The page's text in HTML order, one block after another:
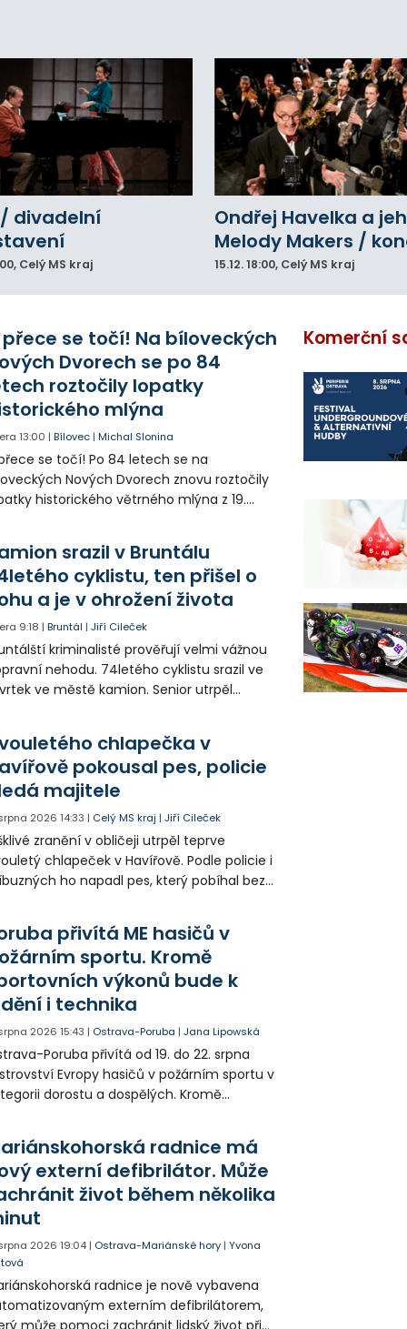
divadelní
, Celý MS kraj
Ondřej Havelka a
Melody Makers /
15.12.18:00, Celý MS kraj
přece se točí! Na bíloveckých
Dvorech se po 84
roztočily lopatky
mlýna
13:00 |Bílovec |Michal Slonina
se točí! Po 84 letech se na
Nových Dvorech znovu roztočily
historického větrného mlýna z 19.
srazil v Bruntálu
cyklistu, ten přišel o
a je v ohrožení života
9:18 |Bruntál |Jiří Cileček
kriminalisté prověřují velmi vážnou
nehodu. 74letého cyklistu srazil ve
ve městě kamion. Senior utrpěl
případné svědky.chlapečka v
pokousal pes, policie
majitele
2026 14:33 | Celý MS kraj |Jiří Cileček
zranění v obličeji utrpěl teprve
chlapeček v Havířově. Podle policie i
ho napadl pes, který pobíhal bez
Případem už se zabývá policie, která
psa hledá.
přivítá ME hasičů v
sportu. Kromě
výkonů bude k
i technika
2026 15:43 | Ostrava-Poruba |Jana Lipowská
Poruba přivítá od 19. do 22. srpna
Evropy hasičů v požárním sportu v
dorostu a dospělých. Kromě
radnice má
externí defibrilátor. Může
život během několika
2026 19:04 | Ostrava-Mariánské hory |Yvona
radnice je nově vybavena
externím defibrilátorem,
Komerční